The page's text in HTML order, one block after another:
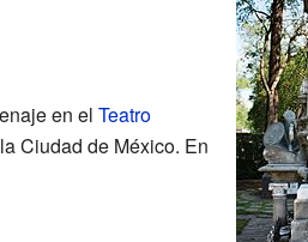
en el Teatro
Ciudad de México. En